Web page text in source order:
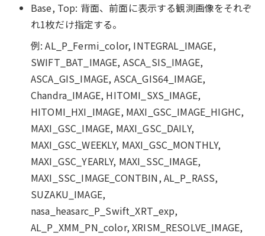
Base, Top: 背面、前面に表示する観測画像をそれぞ
れ1枚だけ指定する。
例: AL_P_Fermi_color, INTEGRAL_IMAGE,
SWIFT_BAT_IMAGE, ASCA_SIS_IMAGE,
ASCA_GIS_IMAGE, ASCA_GIS64_IMAGE,
Chandra_IMAGE, HITOMI_SXS_IMAGE,
HITOMI_HXI_IMAGE, MAXI_GSC_IMAGE_HIGHC,
MAXI_GSC_IMAGE, MAXI_GSC_DAILY,
MAXI_GSC_WEEKLY, MAXI_GSC_MONTHLY,
MAXI_GSC_YEARLY, MAXI_SSC_IMAGE,
MAXI_SSC_IMAGE_CONTBIN, AL_P_RASS,
SUZAKU_IMAGE,
nasa_heasarc_P_Swift_XRT_exp,
AL_P_XMM_PN_color, XRISM_RESOLVE_IMAGE,